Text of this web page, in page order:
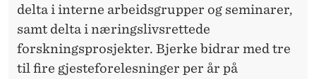
delta i interne arbeidsgrupper og seminarer,
samt delta i næringslivsrettede
forskningsprosjekter. Bjerke bidrar med tre
til fire gjesteforelesninger per år på